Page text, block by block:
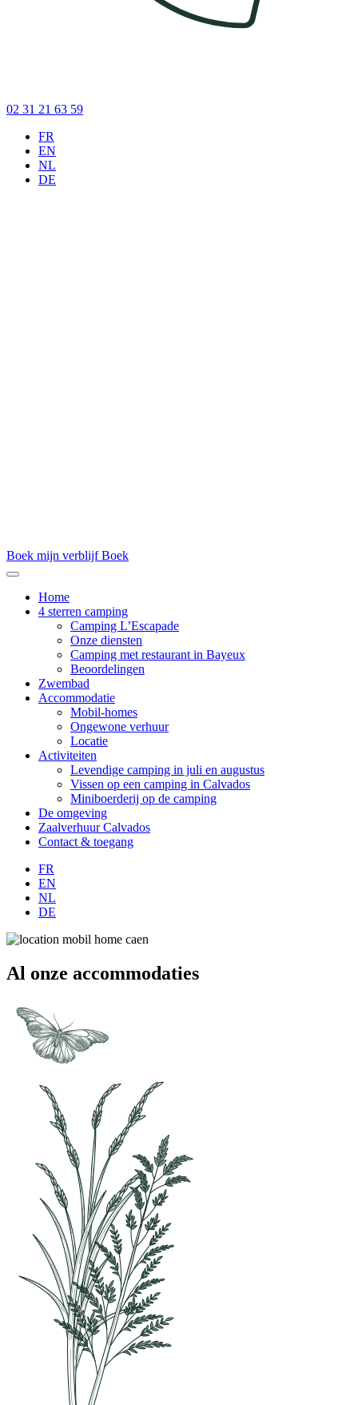
02 31 21 63 59
FR
EN
NL
DE
Boek mijn verblijf Boek
Home
4 sterren camping
Camping L’Escapade
Onze diensten
Camping met restaurant in Bayeux
Beoordelingen
Zwembad
Accommodatie
Mobil-homes
Ongewone verhuur
Locatie
Activiteiten
Levendige camping in juli en augustus
Vissen op een camping in Calvados
Miniboerderij op de camping
De omgeving
Zaalverhuur Calvados
Contact & toegang
FR
EN
NL
DE
Al onze accommodaties